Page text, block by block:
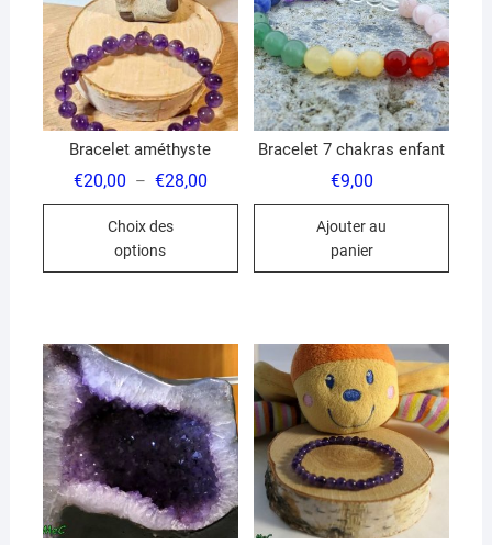
Bracelet améthyste
€20,00 – €28,00Plage
Choix des
options
Ce
Les
options
peuvent
être
choisies
sur
la
page
Bracelet 7 chakras enfant
€9,00
Ajouter au
panier